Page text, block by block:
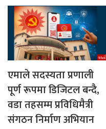
एमाले सदस्यता प्रणाली
पूर्ण रूपमा डिजिटल बन्दै,
वडा तहसम्म प्रविधिमैत्री
संगठन निर्माण अभियान